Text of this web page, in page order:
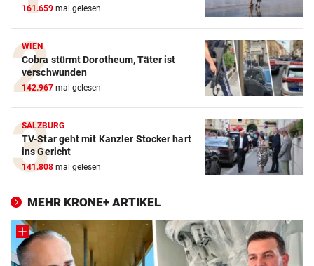
161.659 mal gelesen
WIEN
Cobra stürmt Dorotheum, Täter ist
verschwunden
142.967 mal gelesen
SALZBURG
TV-Star geht mit Kanzler Stocker hart
ins Gericht
141.808 mal gelesen
MEHR KRONE+ ARTIKEL